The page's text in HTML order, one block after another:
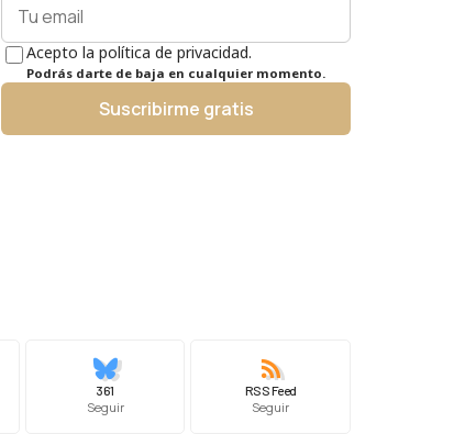
Acepto la política de privacidad.
Podrás darte de baja en cualquier momento.
Suscribirme gratis
361
Seguir
RSS Feed
Seguir